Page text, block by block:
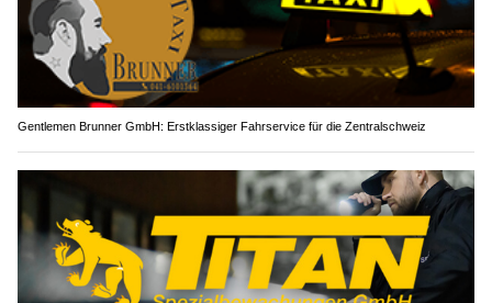
Gentlemen Brunner GmbH: Erstklassiger Fahrservice für die Zentralschweiz